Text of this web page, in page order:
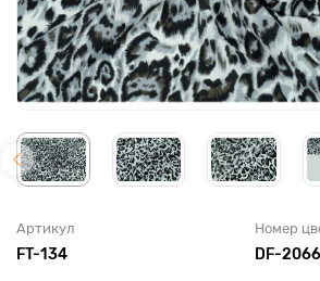
Артикул
FT-134
Номер
DF-